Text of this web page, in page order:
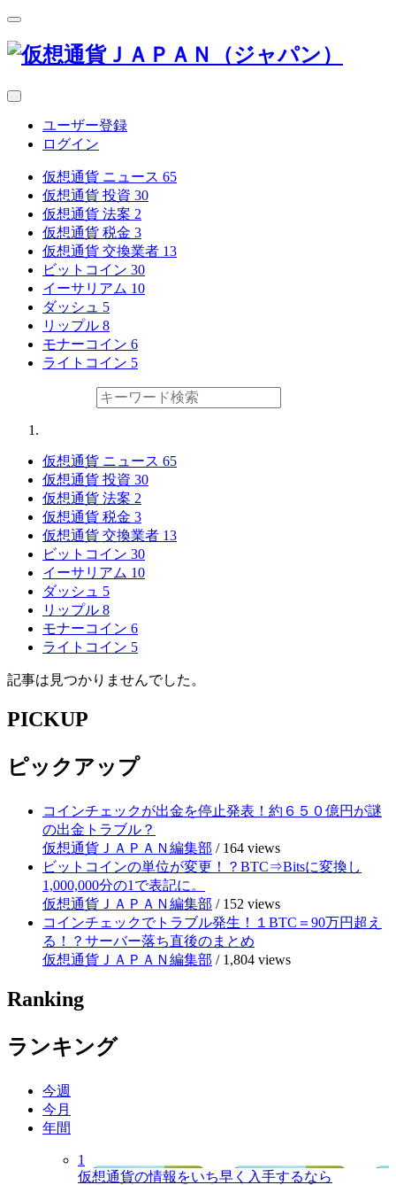
ユーザー登録
ログイン
仮想通貨 ニュース 65
仮想通貨 投資 30
仮想通貨 法案 2
仮想通貨 税金 3
仮想通貨 交換業者 13
ビットコイン 30
イーサリアム 10
ダッシュ 5
リップル 8
モナーコイン 6
ライトコイン 5
仮想通貨 ニュース 65
仮想通貨 投資 30
仮想通貨 法案 2
仮想通貨 税金 3
仮想通貨 交換業者 13
ビットコイン 30
イーサリアム 10
ダッシュ 5
リップル 8
モナーコイン 6
ライトコイン 5
記事は見つかりませんでした。
PICKUP
ピックアップ
コインチェックが出金を停止発表！約６５０億円が謎
の出金トラブル？
仮想通貨ＪＡＰＡＮ編集部 / 164 views
ビットコインの単位が変更！？BTC⇒Bitsに変換し
1,000,000分の1で表記に。
仮想通貨ＪＡＰＡＮ編集部 / 152 views
コインチェックでトラブル発生！１BTC＝90万円超え
る！？サーバー落ち直後のまとめ
仮想通貨ＪＡＰＡＮ編集部 / 1,804 views
Ranking
ランキング
今週
今月
年間
1
仮想通貨の情報をいち早く入手するなら